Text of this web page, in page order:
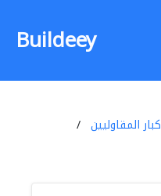
Buildeey
كبار المقاوليين